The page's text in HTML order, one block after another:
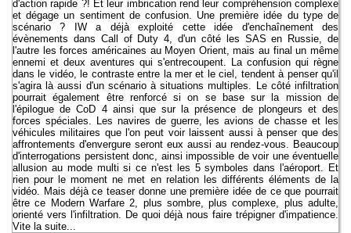
d'action rapide ?! Et leur imbrication rend leur compréhension complexe
et dégage un sentiment de confusion. Une première idée du type de
scénario ? IW a déjà exploité cette idée d'enchaînement des
évènements dans Call of Duty 4, d'un côté les SAS en Russie, de
l'autre les forces américaines au Moyen Orient, mais au final un même
ennemi et deux aventures qui s'entrecoupent. La confusion qui règne
dans le vidéo, le contraste entre la mer et le ciel, tendent à penser qu'il
s'agira là aussi d'un scénario à situations multiples. Le côté infiltration
pourrait également être renforcé si on se base sur la mission de
l'épilogue de CoD 4 ainsi que sur la présence de plongeurs et des
forces spéciales. Les navires de guerre, les avions de chasse et les
véhicules militaires que l'on peut voir laissent aussi à penser que des
affrontements d'envergure seront eux aussi au rendez-vous. Beaucoup
d'interrogations persistent donc, ainsi impossible de voir une éventuelle
allusion au mode multi si ce n'est les 5 symboles dans l'aéroport. Et
rien pour le moment ne met en relation les différents éléments de la
vidéo. Mais déjà ce teaser donne une première idée de ce que pourrait
être ce Modern Warfare 2, plus sombre, plus complexe, plus adulte,
orienté vers l'infiltration. De quoi déjà nous faire trépigner d'impatience.
Vite la suite...